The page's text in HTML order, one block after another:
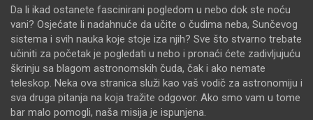
Da li ikad ostanete fascinirani pogledom u nebo dok ste noću
vani? Osjećate li nadahnuće da učite o čudima neba, Sunčevog
sistema i svih nauka koje stoje iza njih? Sve što stvarno trebate
učiniti za početak je pogledati u nebo i pronaći ćete zadivljujuću
škrinju sa blagom astronomskih čuda, čak i ako nemate
teleskop. Neka ova stranica služi kao vaš vodič za astronomiju i
sva druga pitanja na koja tražite odgovor. Ako smo vam u tome
bar malo pomogli, naša misija je ispunjena.